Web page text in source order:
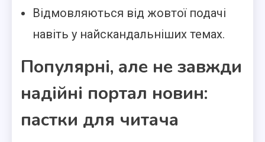
Відмовляються від жовтої подачі
навіть у найскандальніших темах.
Популярні, але не завжди
надійні портал новин:
пастки для читача